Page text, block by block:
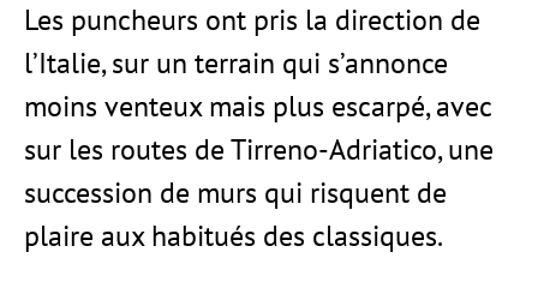
Les puncheurs ont pris la direction de
l’Italie, sur un terrain qui s’annonce
moins venteux mais plus escarpé, avec
sur les routes de Tirreno-Adriatico, une
succession de murs qui risquent de
plaire aux habitués des classiques.